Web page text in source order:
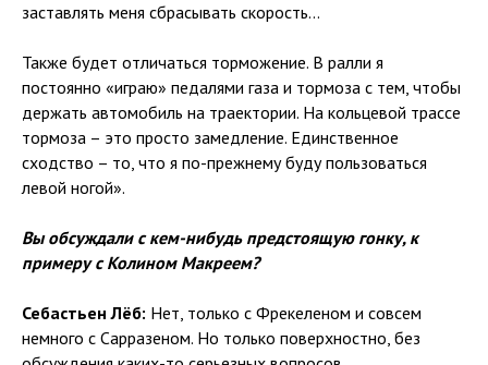
заставлять меня сбрасывать скорость...
Также будет отличаться торможение. В ралли я
постоянно «играю» педалями газа и тормоза с тем, чтобы
держать автомобиль на траектории. На кольцевой трассе
тормоза – это просто замедление. Единственное
сходство – то, что я по-прежнему буду пользоваться
левой ногой».
Вы обсуждали с кем-нибудь предстоящую гонку, к
примеру с Колином Макреем?
Себастьен Лёб: Нет, только с Фрекеленом и совсем
немного с Сарразеном. Но только поверхностно, без